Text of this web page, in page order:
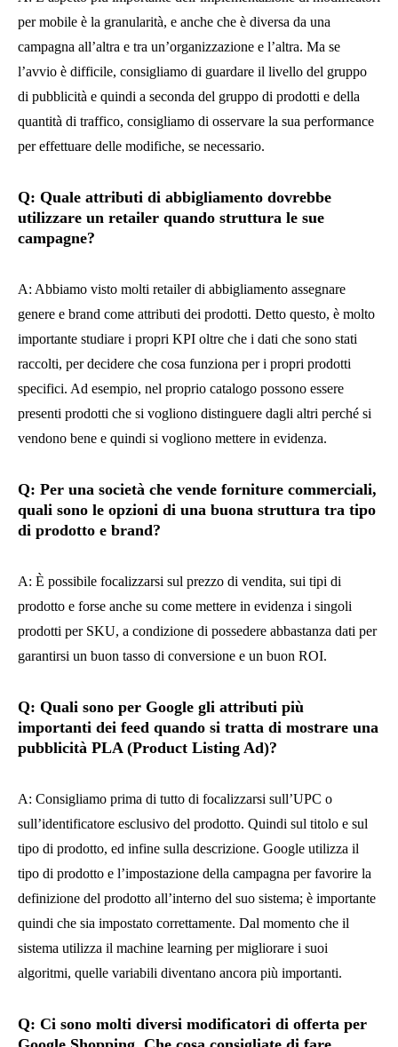
per mobile è la granularità, e anche che è diversa da una
campagna all’altra e tra un’organizzazione e l’altra. Ma se
l’avvio è difficile, consigliamo di guardare il livello del gruppo
di pubblicità e quindi a seconda del gruppo di prodotti e della
quantità di traffico, consigliamo di osservare la sua performance
per effettuare delle modifiche, se necessario.
Q: Quale attributi di abbigliamento dovrebbe
utilizzare un retailer quando struttura le sue
campagne?
A: Abbiamo visto molti retailer di abbigliamento assegnare
genere e brand come attributi dei prodotti. Detto questo, è molto
importante studiare i propri KPI oltre che i dati che sono stati
raccolti, per decidere che cosa funziona per i propri prodotti
specifici. Ad esempio, nel proprio catalogo possono essere
presenti prodotti che si vogliono distinguere dagli altri perché si
vendono bene e quindi si vogliono mettere in evidenza.
Q: Per una società che vende forniture commerciali,
quali sono le opzioni di una buona struttura tra tipo
di prodotto e brand?
A: È possibile focalizzarsi sul prezzo di vendita, sui tipi di
prodotto e forse anche su come mettere in evidenza i singoli
prodotti per SKU, a condizione di possedere abbastanza dati per
garantirsi un buon tasso di conversione e un buon ROI.
Q: Quali sono per Google gli attributi più
importanti dei feed quando si tratta di mostrare una
pubblicità PLA (Product Listing Ad)?
A: Consigliamo prima di tutto di focalizzarsi sull’UPC o
sull’identificatore esclusivo del prodotto. Quindi sul titolo e sul
tipo di prodotto, ed infine sulla descrizione. Google utilizza il
tipo di prodotto e l’impostazione della campagna per favorire la
definizione del prodotto all’interno del suo sistema; è importante
quindi che sia impostato correttamente. Dal momento che il
sistema utilizza il machine learning per migliorare i suoi
algoritmi, quelle variabili diventano ancora più importanti.
Q: Ci sono molti diversi modificatori di offerta per